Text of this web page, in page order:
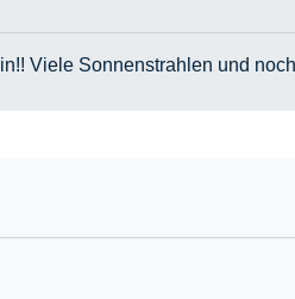
Viele Sonnenstrahlen und